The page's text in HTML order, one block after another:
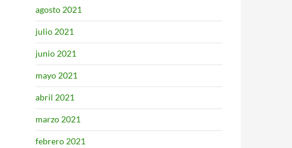
agosto 2021
julio 2021
junio 2021
mayo 2021
abril 2021
marzo 2021
febrero 2021